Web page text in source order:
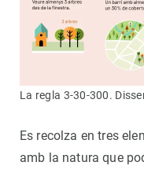
La regla 3-30-300.
Es recolza en tres
amb la natura que